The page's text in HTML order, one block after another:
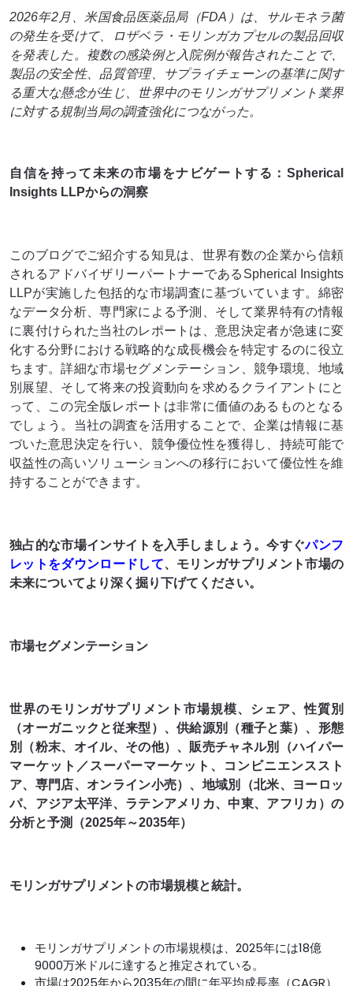
2026年2月、米国食品医薬品局（FDA）は、サルモネラ菌
の発生を受けて、ロザベラ・モリンガカプセルの製品回収
を発表した。複数の感染例と入院例が報告されたことで、
製品の安全性、品質管理、サプライチェーンの基準に関す
る重大な懸念が生じ、世界中のモリンガサプリメント業界
に対する規制当局の調査強化につながった。
自信を持って未来の市場をナビゲートする：Spherical
Insights LLPからの洞察
このブログでご紹介する知見は、世界有数の企業から信頼
されるアドバイザリーパートナーであるSpherical Insights
LLPが実施した包括的な市場調査に基づいています。綿密
なデータ分析、専門家による予測、そして業界特有の情報
に裏付けられた当社のレポートは、意思決定者が急速に変
化する分野における戦略的な成長機会を特定するのに役立
ちます。詳細な市場セグメンテーション、競争環境、地域
別展望、そして将来の投資動向を求めるクライアントにと
って、この完全版レポートは非​​常に価値のあるものとなる
でしょう。当社の調査を活用することで、企業は情報に基
づいた意思決定を行い、競争優位性を獲得し、持続可能で
収益性の高いソリューションへの移行において優位性を維
持することができます。
独占的な市場インサイトを入手しましょう。今すぐパンフ
レットをダウンロードして、モリンガサプリメント市場の
未来についてより深く掘り下げてください。
市場セグメンテーション
世界のモリンガサプリメント市場規模、シェア、性質別
（オーガニックと従来型）、供給源別（種子と葉）、形態
別（粉末、オイル、その他）、販売チャネル別（ハイパー
マーケット／スーパーマーケット、コンビニエンススト
ア、専門店、オンライン小売）、地域別（北米、ヨーロッ
パ、アジア太平洋、ラテンアメリカ、中東、アフリカ）の
分析と予測（2025年～2035年）
モリンガサプリメントの市場規模と統計。
モリンガサプリメントの市場規模は、2025年には18億
9000万米ドルに達すると推定されている。
市場は2025年から2035年の間に年平均成長率（CAGR）